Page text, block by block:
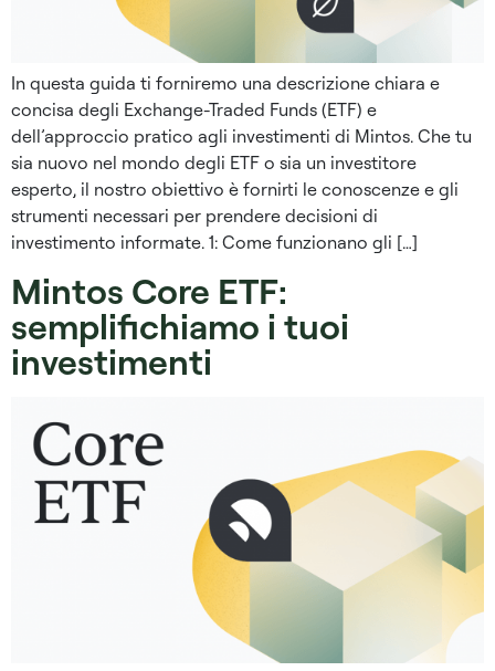
In questa guida ti forniremo una descrizione chiara e
concisa degli Exchange-Traded Funds (ETF) e
dell’approccio pratico agli investimenti di Mintos. Che tu
sia nuovo nel mondo degli ETF o sia un investitore
esperto, il nostro obiettivo è fornirti le conoscenze e gli
strumenti necessari per prendere decisioni di
investimento informate. 1: Come funzionano gli […]
Mintos Core ETF:
semplifichiamo i tuoi
investimenti